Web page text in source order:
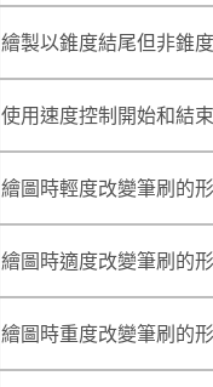
繪製以錐度結尾但非錐
使用速度控制開始和結
繪圖時輕度改變筆刷的
繪圖時適度改變筆刷的
繪圖時重度改變筆刷的